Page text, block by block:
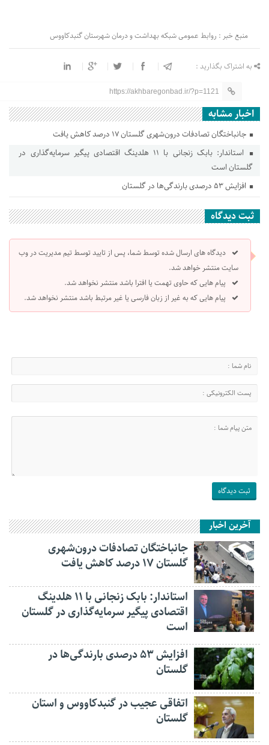
منبع خبر : روابط عمومی شبکه بهداشت و درمان شهرستان گنبدکاووس
به اشتراک بگذارید :
https://akhbaregonbad.ir/?p=1121
اخبار مشابه
جانباختگان تصادفات درون‌شهری گلستان ۱۷ درصد کاهش یافت
استاندار: بابک زنجانی با ۱۱ هلدینگ اقتصادی پیگیر سرمایه‌گذاری در
گلستان است
افزایش ۵۳ درصدی بارندگی‌ها در گلستان
ثبت دیدگاه
دیدگاه های ارسال شده توسط شما، پس از تایید توسط تیم مدیریت در وب
سایت منتشر خواهد شد.
پیام هایی که حاوی تهمت یا افترا باشد منتشر نخواهد شد.
پیام هایی که به غیر از زبان فارسی یا غیر مرتبط باشد منتشر نخواهد شد.
آخرین اخبار
جانباختگان تصادفات درون‌شهری
گلستان ۱۷ درصد کاهش یافت
استاندار: بابک زنجانی با ۱۱ هلدینگ
اقتصادی پیگیر سرمایه‌گذاری در گلستان
است
افزایش ۵۳ درصدی بارندگی‌ها در
گلستان
اتفاقی عجیب در‌ گنبدکاووس و استان
گلستان